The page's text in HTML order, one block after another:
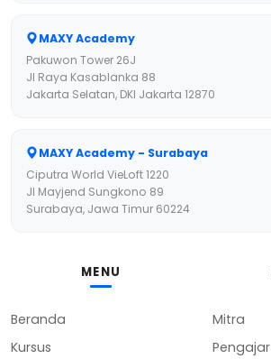
MAXY Academy
Pakuwon Tower 26J
Jl Raya Kasablanka 88
Jakarta Selatan, DKI Jakarta 12870
MAXY Academy - Surabaya
Ciputra World VieLoft 1220
Jl Mayjend Sungkono 89
Surabaya, Jawa Timur 60224
MENU
Beranda
Kursus
Mitra
Pengajar